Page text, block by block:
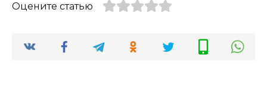
Оцените статью